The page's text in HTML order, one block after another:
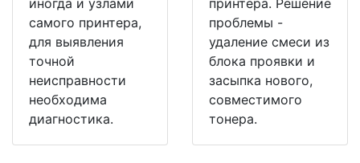
иногда и узлами
самого принтера,
для выявления
точной
неисправности
необходима
диагностика.
принтера. Решение
проблемы -
удаление смеси из
блока проявки и
засыпка нового,
совместимого
тонера.